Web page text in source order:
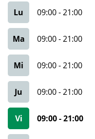
Lu 09:00-21:00
Ma 09:00-21:00
Mi 09:00-21:00
Ju 09:00-21:00
Vi 09:00-21:00